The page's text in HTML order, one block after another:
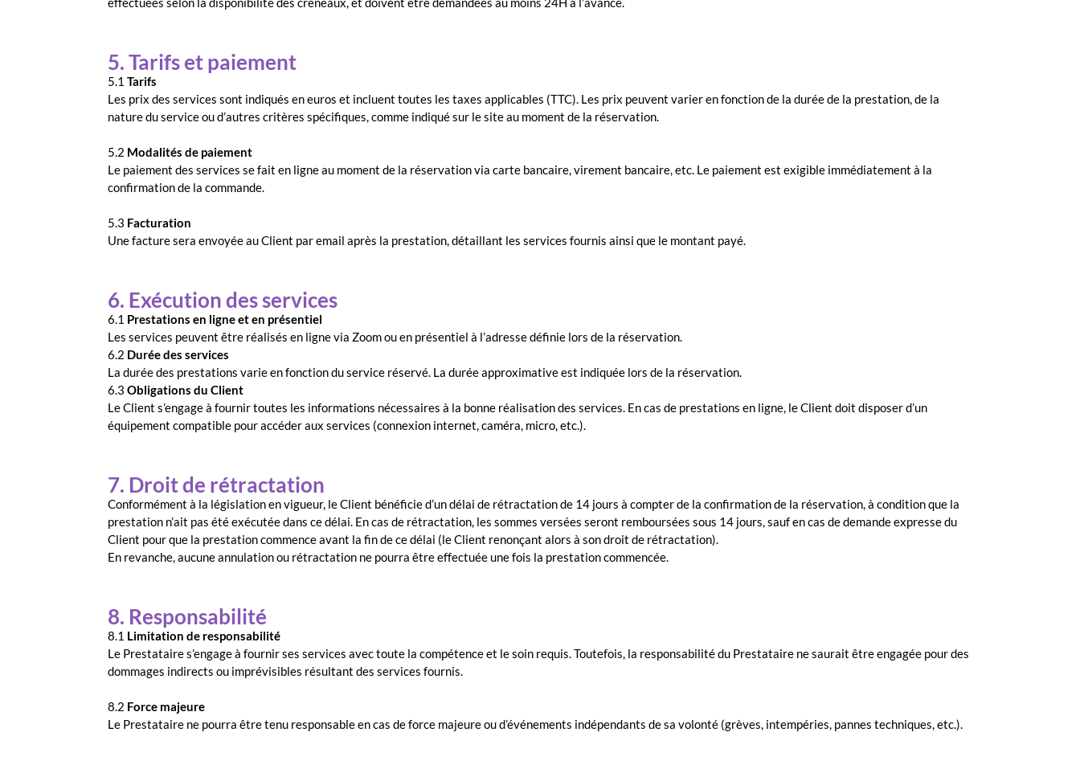
5. Tarifs et paiement
5.1Tarifs
Les prix des services sont indiqués en euros et incluent toutes les taxes applicables (TTC). Les prix peuvent varier en fonction de la durée de la prestation, de la
nature du service ou d’autres critères spécifiques, comme indiqué sur le site au moment de la réservation.
5.2 Modalités de paiement
Le paiement des services se fait en ligne au moment de la réservation via carte bancaire, virement bancaire, etc. Le paiement est exigible immédiatement à la
confirmation de la commande.
5.3 Facturation
Une facture sera envoyée au Client par email après la prestation, détaillant les services fournis ainsi que le montant payé.
6. Exécution des services
6.1 Prestations en ligne et en présentiel
Les services peuvent être réalisés en ligne via Zoom ou en présentiel à l’adresse définie lors de la réservation.
6.2 Durée des services
La durée des prestations varie en fonction du service réservé. La durée approximative est indiquée lors de la réservation.
6.3Obligations du Client
Le Client s’engage à fournir toutes les informations nécessaires à la bonne réalisation des services. En cas de prestations en ligne, le Client doit disposer d’un
équipement compatible pour accéder aux services (connexion internet, caméra, micro, etc.).
7. Droit de rétractation
Conformément à la législation en vigueur, le Client bénéficie d’un délai de rétractation de 14 jours à compter de la confirmation de la réservation, à condition que la
prestation n’ait pas été exécutée dans ce délai. En cas de rétractation, les sommes versées seront remboursées sous 14 jours, sauf en cas de demande expresse du
Client pour que la prestation commence avant la fin de ce délai (le Client renonçant alors à son droit de rétractation).
En revanche, aucune annulation ou rétractation ne pourra être effectuée une fois la prestation commencée.
8. Responsabilité
8.1 Limitation de responsabilité
Le Prestataire s’engage à fournir ses services avec toute la compétence et le soin requis. Toutefois, la responsabilité du Prestataire ne saurait être engagée pour des
dommages indirects ou imprévisibles résultant des services fournis.
8.2 Force majeure
Le Prestataire ne pourra être tenu responsable en cas de force majeure ou d’événements indépendants de sa volonté (grèves, intempéries, pannes techniques, etc.).